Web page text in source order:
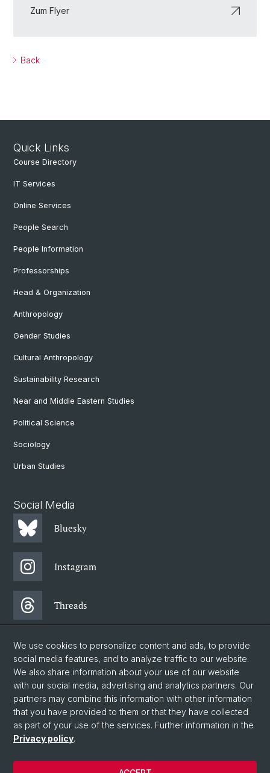
Zum Flyer
Back
Quick Links
Course Directory
IT Services
Online Services
People Search
People Information
Professorships
Head & Organization
Anthropology
Gender Studies
Cultural Anthropology
Sustainability Research
Near and Middle Eastern Studies
Political Science
Sociology
Urban Studies
Social Media
Bluesky
Instagram
Threads
Facebook
Newsletter
© University of Basel
Faculty of Humanities and Social Sciences
Home
We use cookies to personalize content and ads, to provide
social media features, and to analyze traffic to our website.
We also share information about your use of our website
with our social media, advertising and analytics partners. Our
partners may combine this information with other information
that you have provided to them or that they have collected
as part of your use of the services. Further information in the
Privacy policy.